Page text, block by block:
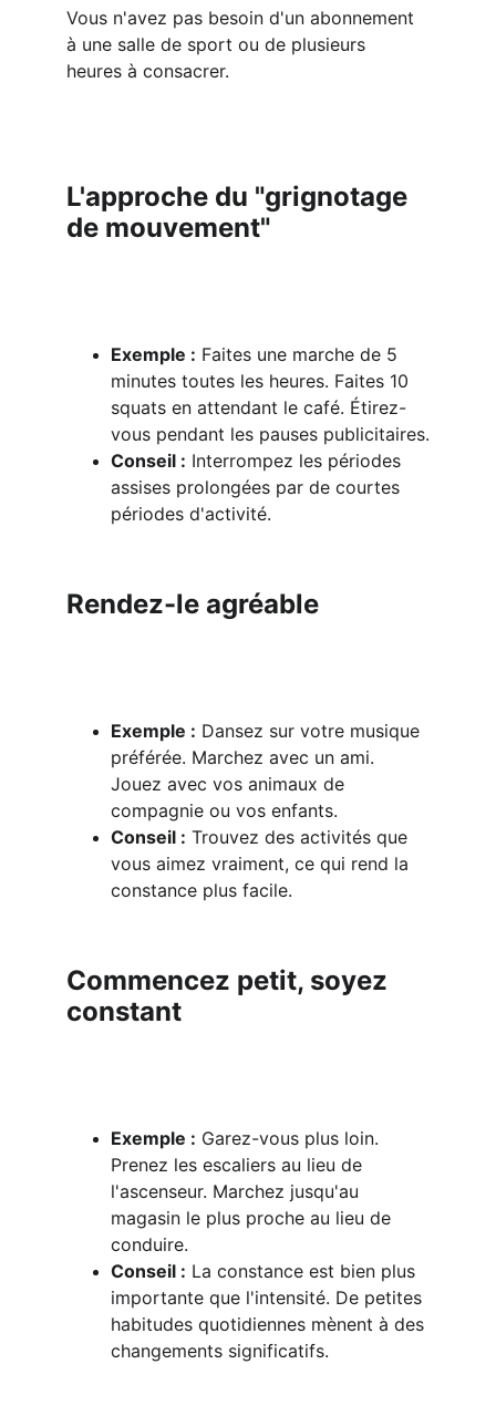
Vous n'avez pas besoin d'un abonnement
à une salle de sport ou de plusieurs
heures à consacrer.
L'approche du "grignotage
de mouvement"
Exemple : Faites une marche de 5
minutes toutes les heures. Faites 10
squats en attendant le café. Étirez-
vous pendant les pauses publicitaires.
Conseil : Interrompez les périodes
assises prolongées par de courtes
périodes d'activité.
Rendez-le agréable
Exemple : Dansez sur votre musique
préférée. Marchez avec un ami.
Jouez avec vos animaux de
compagnie ou vos enfants.
Conseil : Trouvez des activités que
vous aimez vraiment, ce qui rend la
constance plus facile.
Commencez petit, soyez
constant
Exemple : Garez-vous plus loin.
Prenez les escaliers au lieu de
l'ascenseur. Marchez jusqu'au
magasin le plus proche au lieu de
conduire.
Conseil : La constance est bien plus
importante que l'intensité. De petites
habitudes quotidiennes mènent à des
changements significatifs.